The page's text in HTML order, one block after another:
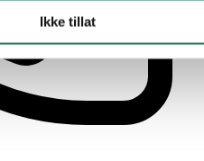
Ikke tillat